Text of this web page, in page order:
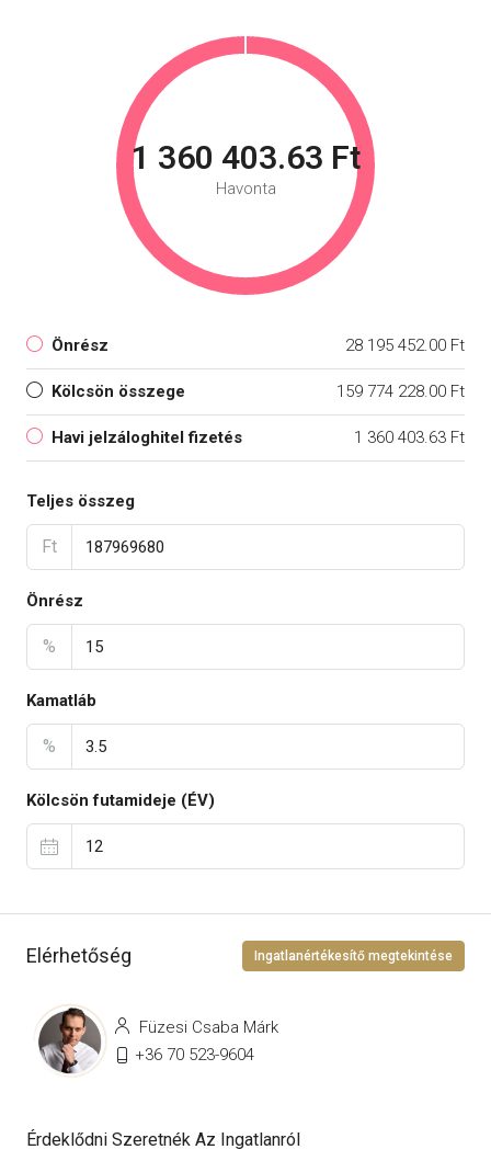
1 360 403.63 Ft
Havonta
Önrész 28 195 452.00 Ft
Kölcsön összege 159 774 228.00 Ft
Havi jelzáloghitel fizetés 1 360 403.63 Ft
Teljes összeg
Ft
Önrész
%
Kamatláb
%
Kölcsön futamideje (ÉV)
Elérhetőség Ingatlanértékesítő megtekintése
Füzesi Csaba Márk
+36 70 523-9604
Érdeklődni Szeretnék Az Ingatlanról